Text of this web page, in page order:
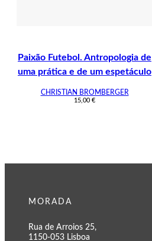
Paixão Futebol. Antropologia de
uma prática e de um espetáculo
CHRISTIAN BROMBERGER
15,00 €
MORADA
Rua de Arroios 25,
1150-053 Lisboa